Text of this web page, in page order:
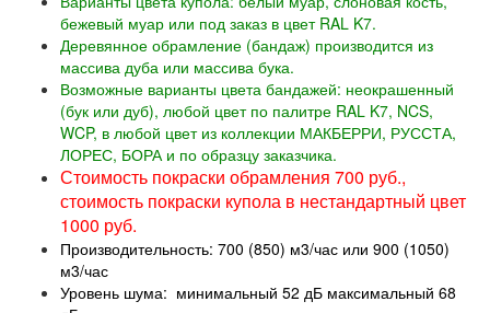
бежевый муар или под заказ в цвет RAL K7.
Деревянное обрамление (бандаж) производится из
массива дуба или массива бука.
Возможные варианты цвета бандажей: неокрашенный
(бук или дуб), любой цвет по палитре RAL K7, NCS,
WCP, в любой цвет из коллекции МАКБЕРРИ, РУССТА,
ЛОРЕС, БОРА и по образцу заказчика.
Стоимость покраски обрамления 700 руб.,
стоимость покраски купола в нестандартный цвет
1000 руб.
Производительность: 700 (850) м3/час или 900 (1050)
м3/час
Уровень шума: минимальный 52 дБ максимальный 68